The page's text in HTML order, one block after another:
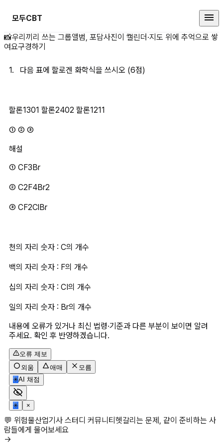
모두CBT
1.&nbsp;&nbsp;&nbsp;다음
📸우리끼리 쓰는 그룹앨범, 포담사진이 캘린더·지도 위에 추억으로 쌓
여요구경하기
1.   다음 표에 할로겐 화학식을 쓰시오 (6점)
할론1301 할론2402 할론1211
① ② ③
해설
① CF3Br
② C2F4Br2
③ CF2ClBr
천의 자리 숫자 : C의 개수
백의 자리 숫자 : F의 개수
십의 자리 숫자 : CI의 개수
일의 자리 숫자 : Br의 개수
내용에 오류가 있거나 최신 법령·기준과 다른 부분이 보이면 알려
주세요. 확인 후 반영하겠습니다.
오류 제보
외움
애매
모름
✳AI 채점
✳ ×
💬 위험물산업기사 스터디 커뮤니티헷갈리는 문제, 같이 준비하는 사
람들에게 물어보세요
→